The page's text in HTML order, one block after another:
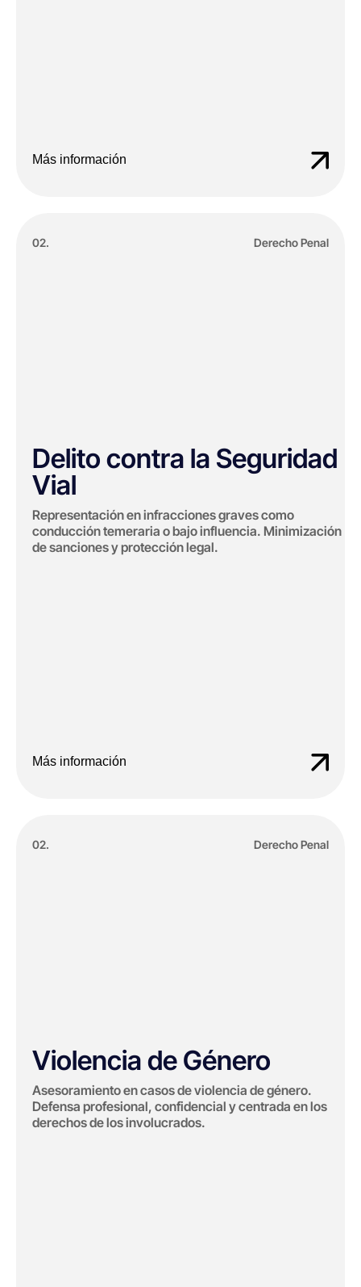
Más información
02. Derecho Penal
Delito contra la Seguridad
Vial
Representación en infracciones graves como
conducción temeraria o bajo influencia. Minimización
de sanciones y protección legal.
Más información
02. Derecho Penal
Violencia de Género
Asesoramiento en casos de violencia de género.
Defensa profesional, confidencial y centrada en los
derechos de los involucrados.